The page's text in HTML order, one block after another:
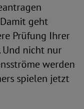
geht
Prüfung Ihrer
Und nicht nur
werden
spielen jetzt